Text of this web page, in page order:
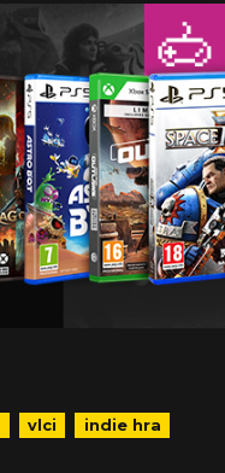
vlci
indie hra